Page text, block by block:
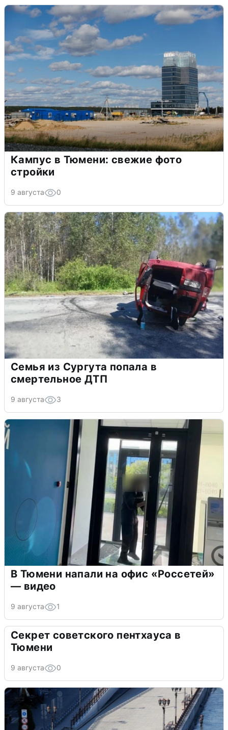
Кампус в Тюмени: свежие фото
стройки
9 августа 0
Семья из Сургута попала в
смертельное ДТП
9 августа 3
В Тюмени напали на офис «Россетей»
— видео
9 августа 1
Секрет советского пентхауса в
Тюмени
9 августа 0